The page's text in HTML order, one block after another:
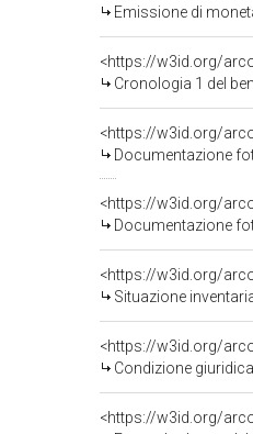
Emissione di
<https://w3id.org/
Cronologia 1 del
Documentazione
Documentazione
<https://w3id.org/
Situazione
Condizione
<https://w3id.org/